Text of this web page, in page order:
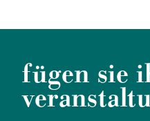
fügen sie